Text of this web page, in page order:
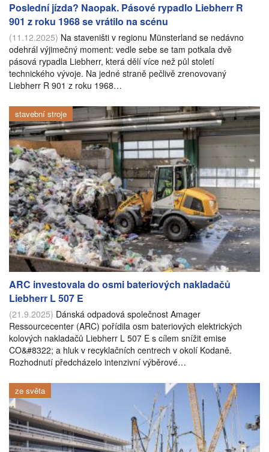
Poslední jízda? Naopak. Pásové rypadlo Liebherr R
901 z roku 1968 se vrátilo na scénu
(11.12.2025) Na staveništi v regionu Münsterland se nedávno
odehrál výjimečný moment: vedle sebe se tam potkala dvě
pásová rypadla Liebherr, která dělí více než půl století
technického vývoje. Na jedné straně pečlivě zrenovovaný
Liebherr R 901 z roku 1968…
stavební stroje
ARC investovala do osmi bateriových nakladačů
Liebherr L 507 E
(21.9.2025) Dánská odpadová společnost Amager
Ressourcecenter (ARC) pořídila osm bateriových elektrických
kolových nakladačů Liebherr L 507 E s cílem snížit emise
CO&#8322; a hluk v recyklačních centrech v okolí Kodaně.
Rozhodnutí předcházelo intenzivní výběrové…
ze světa